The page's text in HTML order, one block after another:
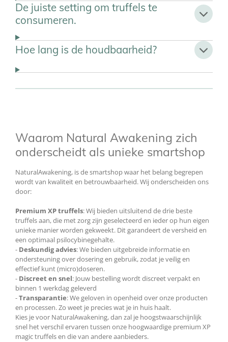
De juiste setting om truffels te
consumeren.
Hoe lang is de houdbaarheid?
Waarom Natural Awakening zich
onderscheidt als unieke smartshop
NaturalAwakening, is de smartshop waar het belang begrepen
wordt van kwaliteit en betrouwbaarheid. Wij onderscheiden ons
door:
Premium XP truffels: Wij bieden uitsluitend de drie beste
truffels aan, die met zorg zijn geselecteerd en ieder op hun eigen
unieke manier worden gekweekt. Dit garandeert de versheid en
een optimaal psilocybinegehalte.
- Deskundig advies: We bieden uitgebreide informatie en
ondersteuning over dosering en gebruik, zodat je veilig en
effectief kunt (micro)doseren.
- Discreet en snel: Jouw bestelling wordt discreet verpakt en
binnen 1 werkdag geleverd
-Transparantie: We geloven in openheid over onze producten
en processen. Zo weet je precies wat je in huis haalt.
Kies je voor NaturalAwakening, dan zal je hoogstwaarschijnlijk
snel het verschil ervaren tussen onze hoogwaardige premium XP
magic truffels en die van andere aanbieders.